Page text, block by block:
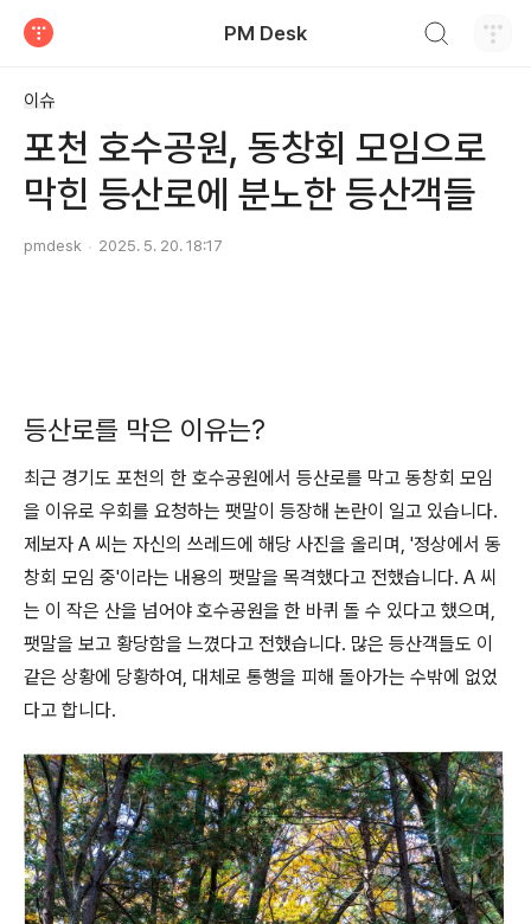
PM Desk
이슈
포천 호수공원, 동창회 모임으로
막힌 등산로에 분노한 등산객들
pmdesk 2025. 5. 20. 18:17
등산로를 막은 이유는?
최근 경기도 포천의 한 호수공원에서 등산로를 막고 동창회 모임
을 이유로 우회를 요청하는 팻말이 등장해 논란이 일고 있습니다.
제보자 A 씨는 자신의 쓰레드에 해당 사진을 올리며, '정상에서 동
창회 모임 중'이라는 내용의 팻말을 목격했다고 전했습니다. A 씨
는 이 작은 산을 넘어야 호수공원을 한 바퀴 돌 수 있다고 했으며,
팻말을 보고 황당함을 느꼈다고 전했습니다. 많은 등산객들도 이
같은 상황에 당황하여, 대체로 통행을 피해 돌아가는 수밖에 없었
다고 합니다.